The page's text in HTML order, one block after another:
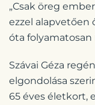
„Csak öreg
ezzel alapvetően
óta folyamatosan
Szávai Géza
elgondolása
65 éves életkort,